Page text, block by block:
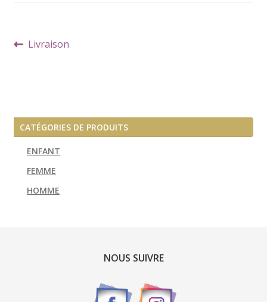
Navigation
Article
Livraison
CATÉGORIES DE PRODUITS
ENFANT
FEMME
HOMME
NOUS SUIVRE